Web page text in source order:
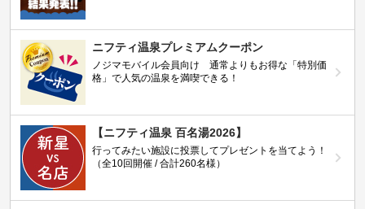
ニフティ温泉プレミアムクーポン
ノジマモバイル会員向け 通常よりもお得な「特別価
格」で人気の温泉を満喫できる！
【ニフティ温泉 百名湯2026】
行ってみたい施設に投票してプレゼントを当てよう！
（全10回開催 / 合計260名様）